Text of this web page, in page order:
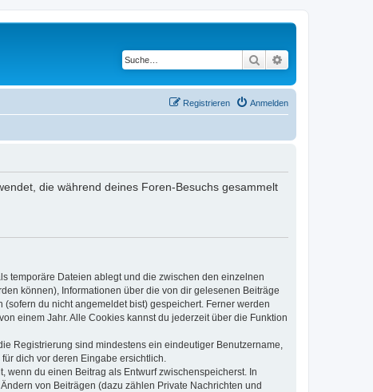
Suche
Anmelden
Registrieren
die während deines Foren-Besuchs gesammelt
temporäre Dateien ablegt und die zwischen den einzelnen
können), Informationen über die von dir gelesenen Beiträge
du nicht angemeldet bist) gespeichert. Ferner werden
einem Jahr. Alle Cookies kannst du jederzeit über die Funktion
Registrierung sind mindestens ein eindeutiger Benutzername,
dich vor deren Eingabe ersichtlich.
du einen Beitrag als Entwurf zwischenspeicherst. In
von Beiträgen (dazu zählen Private Nachrichten und